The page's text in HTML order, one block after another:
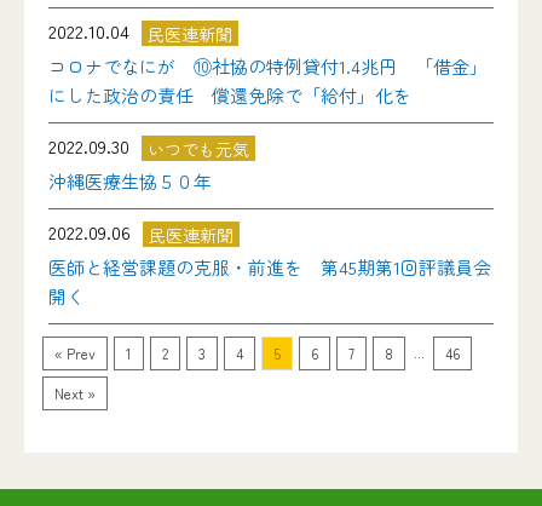
2022.10.04
民医連新聞
コロナでなにが ⑩社協の特例貸付1.4兆円 「借金」
にした政治の責任 償還免除で「給付」化を
2022.09.30
いつでも元気
沖縄医療生協５０年
2022.09.06
民医連新聞
医師と経営課題の克服・前進を 第45期第1回評議員会
開く
« Prev 1 2 3 4 5 6 7 8
46
Next »